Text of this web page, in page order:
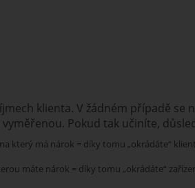
klienta. V žádném případě se
Pokud tak učiníte,
který má nárok = díky tomu „okrádáte“
máte nárok = díky tomu „okrádáte“